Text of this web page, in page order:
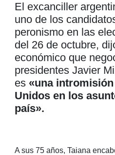
El excanciller
uno de los
peronismo en las
del 26 de octubre,
económico que
presidentes Javier
es «una
Unidos en los
país».
A sus 75 años, Taiana